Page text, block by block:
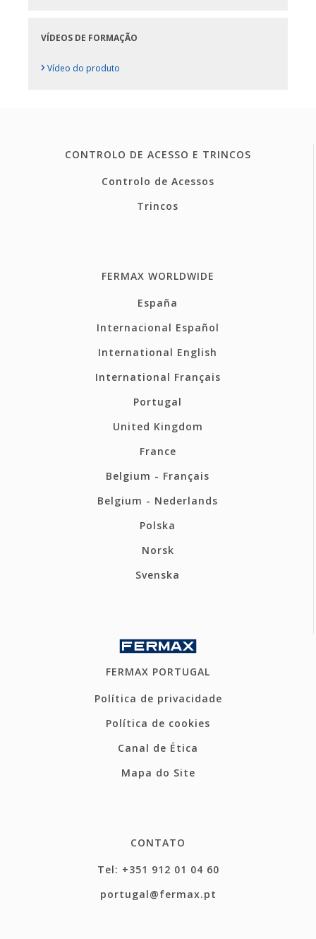
VÍDEOS DE FORMAÇÃO
› Vídeo do produto
CONTROLO DE ACESSO E TRINCOS
Controlo de Acessos
Trincos
FERMAX WORLDWIDE
España
Internacional Español
International English
International Français
Portugal
United Kingdom
France
Belgium - Français
Belgium - Nederlands
Polska
Norsk
Svenska
FERMAX PORTUGAL
Política de privacidade
Política de cookies
Canal de Ética
Mapa do Site
CONTATO
Tel: +351 912 01 04 60
portugal@fermax.pt